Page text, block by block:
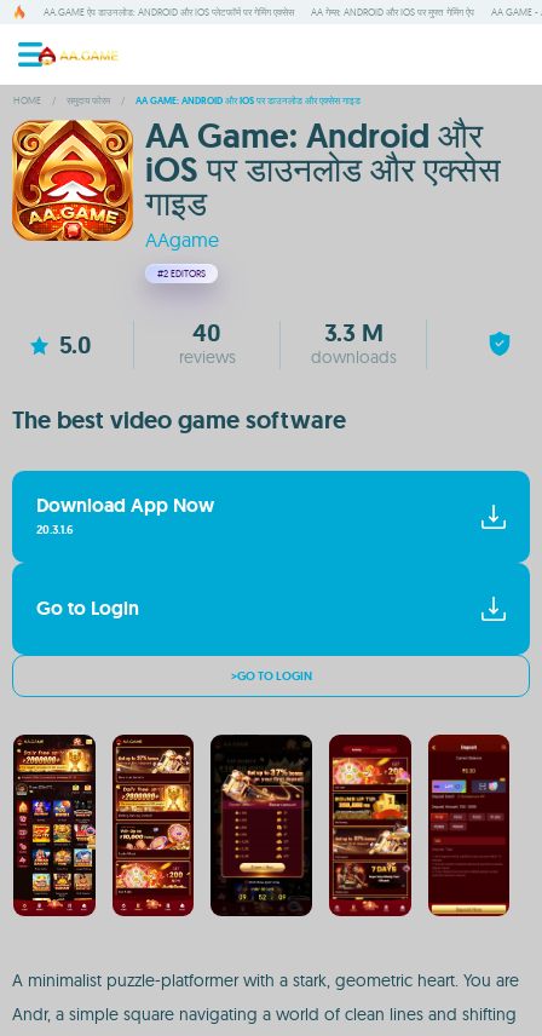
AA.GAME ऐप डाउनलोड: ANDROID और IOS प्लेटफॉर्म पर गेमिंग एक्सेस AA गेम्स: ANDROID और IOS पर मुफ्त गेमिंग ऐप AA GAME -
HOME / समुदाय फोरम / AA GAME: ANDROID और IOS पर डाउनलोड और एक्सेस गाइड
AA Game: Android और
iOS पर डाउनलोड और एक्सेस
गाइड
AAgame
#2 EDITORS
5.0 40
reviews
3.3 M
downloads
The best video game software
Download App Now
20.3.1.6
Go to Login
>GO TO LOGIN
A minimalist puzzle-platformer with a stark, geometric heart. You are
Andr, a simple square navigating a world of clean lines and shifting